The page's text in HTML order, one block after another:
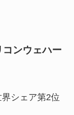
ンウェハー
シェア第2位